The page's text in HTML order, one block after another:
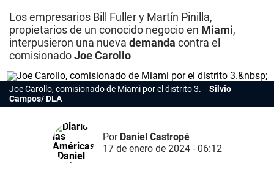
Los empresarios Bill Fuller y Martín Pinilla,
propietarios de un conocido negocio en Miami,
interpusieron una nueva demanda contra el
comisionadoJoe Carollo
Joe Carollo, comisionado de Miami por el distrito 3.
Silvio
Campos/ DLA
Por Daniel Castropé
17 de enero de 2024 - 06:12